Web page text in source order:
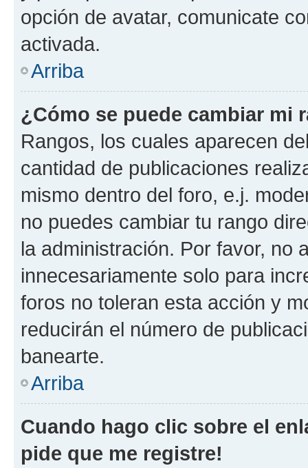
opción de avatar, comunicate
activada.
Arriba
¿Cómo se puede cambiar mi
Rangos, los cuales aparecen
cantidad de publicaciones
mismo dentro del foro, e.j.
no puedes cambiar tu rango
la administración. Por favor, no
innecesariamente solo para
foros no toleran esta acción y
reducirán el número de
banearte.
Arriba
Cuando hago clic sobre el
pide que me registre!